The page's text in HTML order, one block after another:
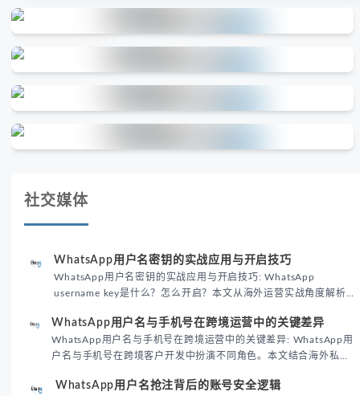
社交媒体
WhatsApp用户名密钥的实战应用与开启技巧
WhatsApp用户名密钥的实战应用与开启技巧: WhatsApp
username key是什么？怎么开启？本文从海外运营实战角度解析
境团队高效触达目标客户。
WhatsApp用户名与手机号在跨境运营中的关键差异
WhatsApp用户名与手机号在跨境运营中的关键差异: WhatsApp用
户名与手机号在跨境客户开发中扮演不同角色。本文结合海外私域
际差异，帮助团队优化WhatsApp营销策略。
WhatsApp用户名抢注背后的账号安全逻辑